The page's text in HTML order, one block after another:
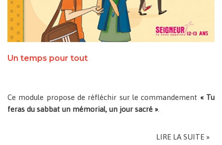
Un temps pour tout
Ce module propose de réfléchir sur le commandement « Tu
feras du sabbat un mémorial, un jour sacré »
LIRE LA SUITE »